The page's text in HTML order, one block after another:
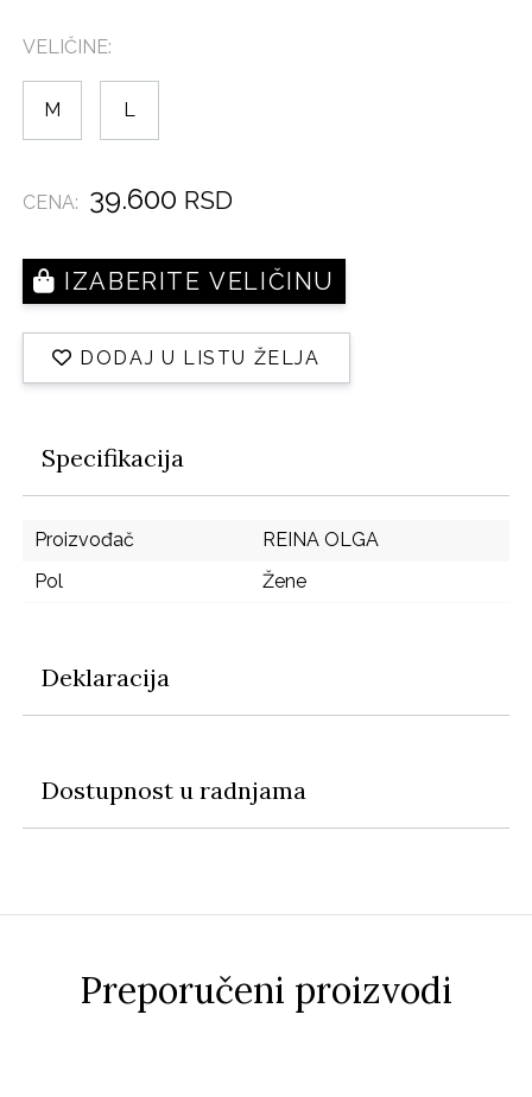
VELIČINE:
M L
CENA: 39.600 RSD
IZABERITE VELIČINU
DODAJ U LISTU ŽELJA
Specifikacija
Proizvođač
REINA OLGA
Pol
Žene
Deklaracija
Dostupnost u radnjama
Preporučeni proizvodi